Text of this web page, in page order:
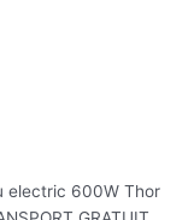
electric 600W Thor